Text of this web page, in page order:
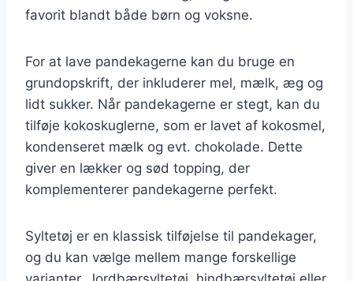
favorit blandt både børn og voksne.
For at lave pandekagerne kan du bruge en
grundopskrift, der inkluderer mel, mælk, æg og
lidt sukker. Når pandekagerne er stegt, kan du
tilføje kokoskuglerne, som er lavet af kokosmel,
kondenseret mælk og evt. chokolade. Dette
giver en lækker og sød topping, der
komplementerer pandekagerne perfekt.
Syltetøj er en klassisk tilføjelse til pandekager,
og du kan vælge mellem mange forskellige